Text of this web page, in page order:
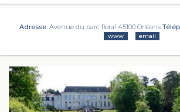
Adresse: Avenue du parc floral 45100 Orléans
www email